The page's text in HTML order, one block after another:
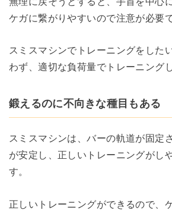
ケガに繋がりやすいので注意が必要で
スミスマシンでトレーニングをした
わず、適切な負荷量でトレーニング
鍛えるのに不向きな種目もある
スミスマシンは、バーの軌道が固定
が安定し、正しいトレーニングがし
す。
正しいトレーニングができるので、